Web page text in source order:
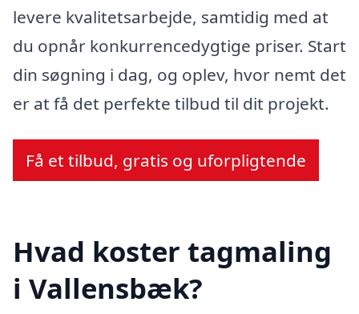
levere kvalitetsarbejde, samtidig med at
du opnår konkurrencedygtige priser. Start
din søgning i dag, og oplev, hvor nemt det
er at få det perfekte tilbud til dit projekt.
Få et tilbud, gratis og uforpligtende
Hvad koster tagmaling
i Vallensbæk?